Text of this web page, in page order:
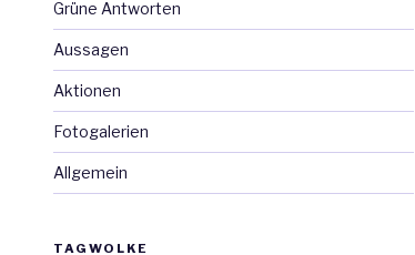
Grüne Antworten
Aussagen
Aktionen
Fotogalerien
Allgemein
TAGWOLKE